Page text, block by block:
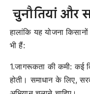
चुनौतियां और
हालांकि यह योजना
भी हैं:
1.जागरूकता की कमी: कई
होती। समाधान के लिए,